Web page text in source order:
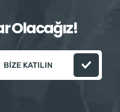
Olacağız!
BIZE KATILIN